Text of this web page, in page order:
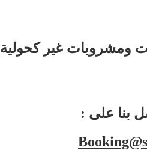
ومشروبات غير كحولية
بنا على